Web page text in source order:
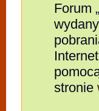
Forum
stronie